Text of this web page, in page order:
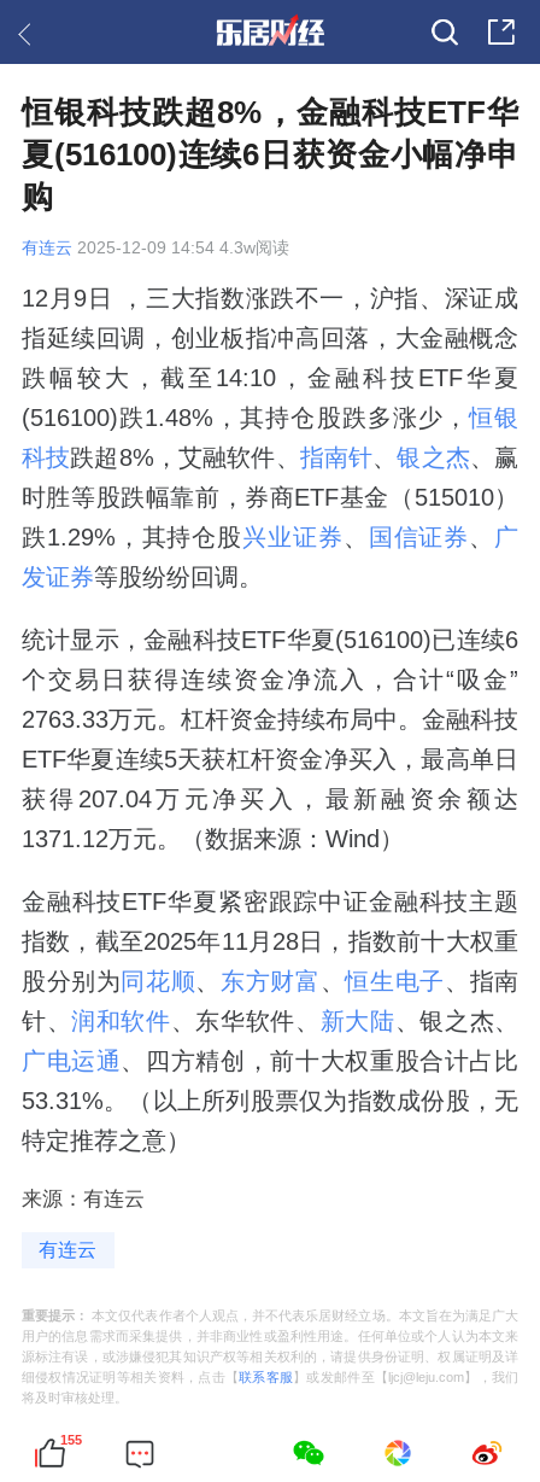
恒银科技跌超8%，金融科技ETF华
夏(516100)连续6日获资金小幅净申
购
有连云 2025-12-09 14:54 4.3w阅读
12月9日 ，三大指数涨跌不一，沪指、深证成
指延续回调，创业板指冲高回落，大金融概念
跌幅较大，截至14:10，金融科技ETF华夏
(516100)跌1.48%，其持仓股跌多涨少，恒银
科技跌超8%，艾融软件、 指南针、银之杰、赢
时胜等股跌幅靠前，券商ETF基金（515010）
跌1.29%，其持仓股兴业证券、 国信证券、 广
发证券等股纷纷回调。
统计显示，金融科技ETF华夏(516100)已连续6
个交易日获得连续资金净流入，合计“吸金”
2763.33万元。杠杆资金持续布局中。金融科技
ETF华夏连续5天获杠杆资金净买入，最高单日
获得207.04万元净买入，最新融资余额达
1371.12万元。（数据来源：Wind）
金融科技ETF华夏紧密跟踪中证金融科技主题
指数，截至2025年11月28日，指数前十大权重
股分别为同花顺、 东方财富 、恒生电子、指南
针、润和软件、东华软件、 新大陆、银之杰、
广电运通、四方精创，前十大权重股合计占比
53.31%。（以上所列股票仅为指数成份股，无
特定推荐之意）
来源：有连云
有连云
重要提示： 本文仅代表作者个人观点，并不代表乐居财经立场。本文旨在为满足广大
用户的信息需求而采集提供，并非商业性或盈利性用途。任何单位或个人认为本文来
源标注有误，或涉嫌侵犯其知识产权等相关权利的，请提供身份证明、权属证明及详
细侵权情况证明等相关资料，点击【联系客服 】或发邮件至【ljcj@leju.com】，我们
将及时审核处理。
155